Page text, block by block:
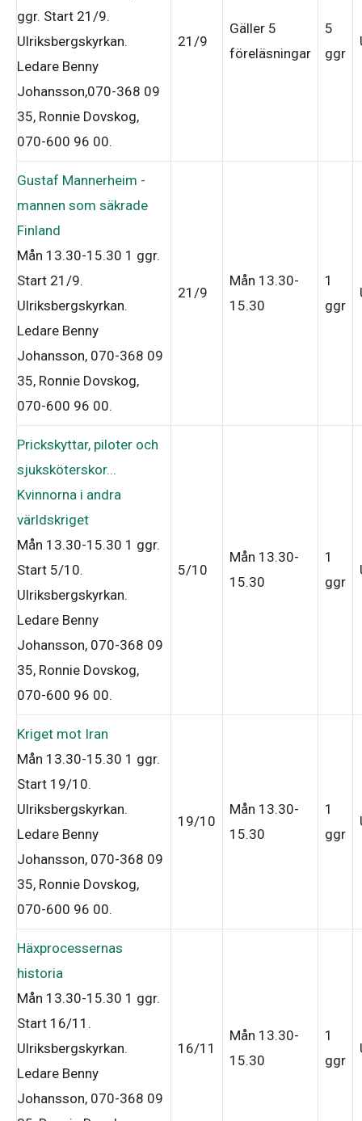
ggr. Start 21/9.
Ulriksbergskyrkan.
Ledare Benny
Johansson,070-368 09
35, Ronnie Dovskog,
070-600 96 00.
21/9
Gäller 5
föreläsningar
5
ggr
Gustaf Mannerheim -
mannen som säkrade
Finland
Mån 13.30-15.30 1 ggr.
Start 21/9.
Ulriksbergskyrkan.
Ledare Benny
Johansson, 070-368 09
35, Ronnie Dovskog,
070-600 96 00.
21/9
Mån 13.30-
15.30
1
ggr
Prickskyttar, piloter och
sjuksköterskor...
Kvinnorna i andra
världskriget
Mån 13.30-15.30 1 ggr.
Start 5/10.
Ulriksbergskyrkan.
Ledare Benny
Johansson, 070-368 09
35, Ronnie Dovskog,
070-600 96 00.
5/10
Mån 13.30-
15.30
1
ggr
Kriget mot Iran
Mån 13.30-15.30 1 ggr.
Start 19/10.
Ulriksbergskyrkan.
Ledare Benny
Johansson, 070-368 09
35, Ronnie Dovskog,
070-600 96 00.
19/10
Mån 13.30-
15.30
1
ggr
Häxprocessernas
historia
Mån 13.30-15.30 1 ggr.
Start 16/11 .
Ulriksbergskyrkan.
Ledare Benny
Johansson, 070-368 09
16/11
Mån 13.30-
15.30
1
ggr